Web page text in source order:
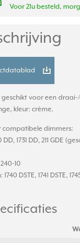
Voor 21u besteld,
voor een
kleur: crème.
compatibele dimmers:
1731 DD, 211 GDE
10
DSTE, 1741 DSTE, 1745